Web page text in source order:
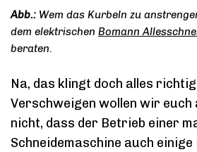
Wem das Kurbeln zu
dem elektrischen Bomann
beraten.
Na, das klingt doch alles
Verschweigen wollen wir euch
nicht, dass der Betrieb einer
Schneidemaschine auch